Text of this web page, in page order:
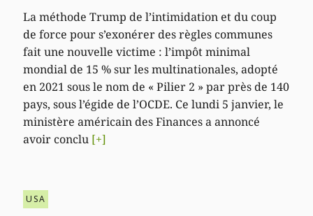
La méthode Trump de l’intimidation et du coup
de force pour s’exonérer des règles communes
fait une nouvelle victime : l’impôt minimal
mondial de 15 % sur les multinationales, adopté
en 2021 sous le nom de « Pilier 2 » par près de 140
pays, sous l’égide de l’OCDE. Ce lundi 5 janvier, le
ministère américain des Finances a annoncé
avoir conclu [+]
USA